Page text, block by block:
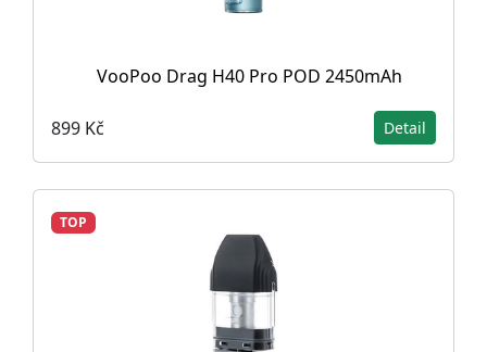
VooPoo Drag H40 Pro POD 2450mAh
899 Kč Detail
TOP